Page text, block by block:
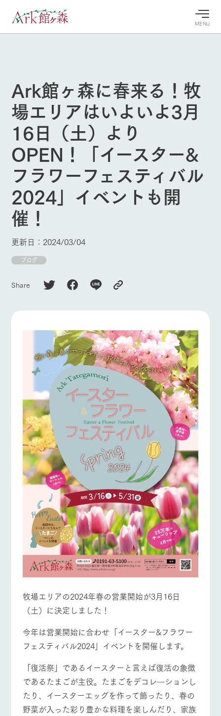
MENU
牧場へ行
く
営業時
交通アク
セス
よくいた
団体のお
客様へ
ペットを
お連れの
お客様へ
お問い合
わせ・資
料請求
よく見られている情報
今日の牧
場・営業
案内
本日の営業時間
や牧場の天気、
ガーデンの開花
状況などを毎日
更新
イベン
ト/フェ
ア
Ark館ヶ森で開
催しているイベ
ント・フェアの
情報やスケジュ
ール
牧場の楽
牧場スタッフが
季節ごとの楽し
み方やシーン別
の楽しみ方をナ
ビゲート
自然環境の中、
季節の移り変わ
う
て、学ぶ。館ヶ
森の雄大な自然
れあう
ら学べる様々な
レストラ
ン
牧場の生産品を
知り尽くした料
理人が腕を振
い、ビュッフェ
スタイルで提供
ショップ
／お買い
物
丹精込めて育て
た生産品をはじ
め、牧場産の逸
品を取り揃えた
店舗
牧場マッ
プ
牧場マップのダ
ウンロード
周遊バス
牧場内を巡る周
遊バスのご案内
ホーム
Ark館ヶ森について
牧場に行く
私たちの取り組み
生産品を見る
ArkFarm Wedding
お知らせ
生産品カタログ・資料DL
English (Google Translate)
ネットショップ
個人情報取扱いについて
牧場トップ
イベント/フェア レストラン/BBQ フラワーガーデン
動物とふれあう アクティビティ/体験 ショップ/お買い物
牧場マップを見る 周遊バス
営業時間・料金 交通アクセス
よくあるご質問
団体のお客様へ
ペットをお連れの
お客様へ お問い合わせ
Ark館ヶ森に春来る！牧
場エリアはいよいよ3月
16日（土）より
OPEN！「イースター&
フラワーフェスティバル
2024」イベントも開
催！
更新日：2024/03/04
ブログ
Share
牧場エリアの2024年春の営業開始が3月16日
（土）に決定しました！
今年は営業開始に合わせ「イースター&フラワー
フェスティバル2024」イベントを開催します。
「復活祭」であるイースターと言えば復活の象徴
であるたまごが主役。たまごをデコレ―ションし
たり、イースターエッグを作って飾ったり、春の
野菜が入った彩り豊かな料理を楽しんだり、家族